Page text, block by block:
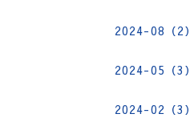
2024-08（2）
2024-05（3）
2024-02（3）